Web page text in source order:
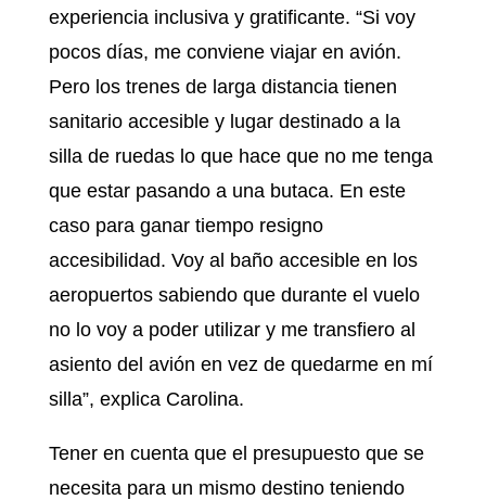
experiencia inclusiva y gratificante. “Si voy
pocos días, me conviene viajar en avión.
Pero los trenes de larga distancia tienen
sanitario accesible y lugar destinado a la
silla de ruedas lo que hace que no me tenga
que estar pasando a una butaca. En este
caso para ganar tiempo resigno
accesibilidad. Voy al baño accesible en los
aeropuertos sabiendo que durante el vuelo
no lo voy a poder utilizar y me transfiero al
asiento del avión en vez de quedarme en mí
silla”, explica Carolina.
Tener en cuenta que el presupuesto que se
necesita para un mismo destino teniendo